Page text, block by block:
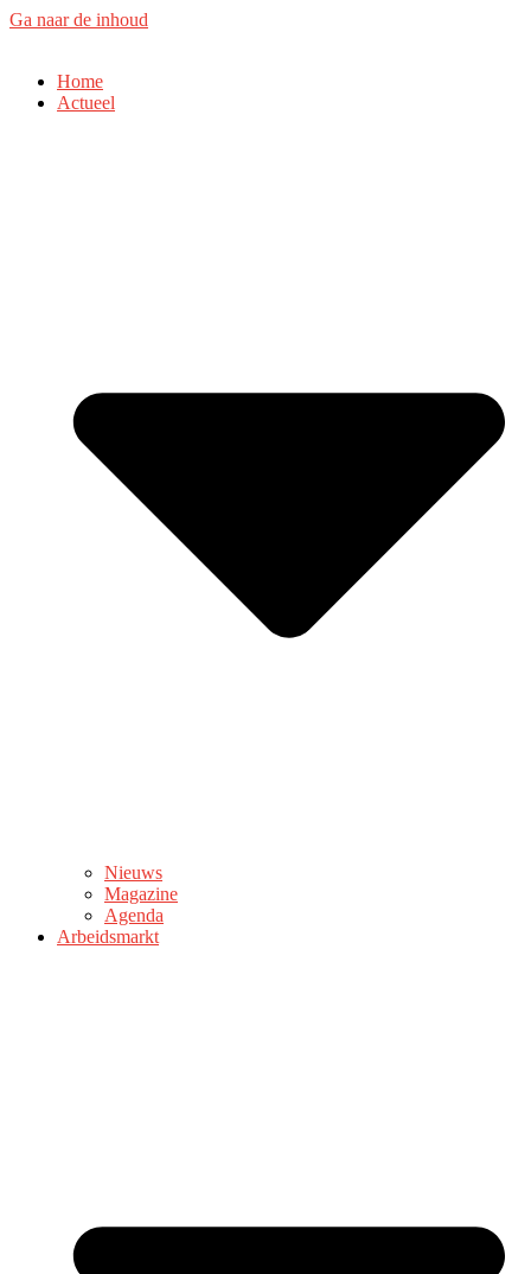
Ga naar de inhoud
Home
Actueel
Nieuws
Magazine
Agenda
Arbeidsmarkt